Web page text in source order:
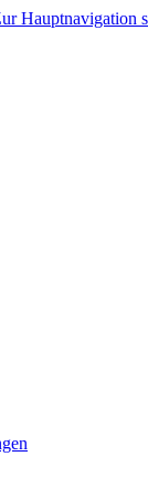
Hauptnavigation